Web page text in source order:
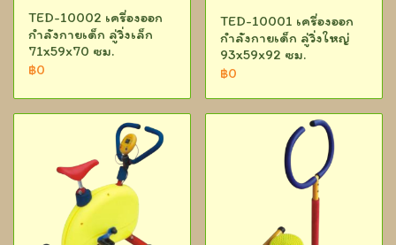
TED-10002 เครื่องออก
กำลังกายเด็ก ลู่วิ่งเล็ก
71x59x70 ซม.
฿0
TED-10001 เครื่องออก
กำลังกายเด็ก ลู่วิ่งใหญ่
93x59x92 ซม.
฿0